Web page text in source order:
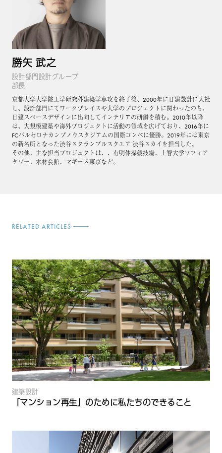
勝矢 武之
設計部門設計グループ
部長
京都⼤学⼤学院⼯学研究科建築学専攻を終了後、2000年に⽇建設計に⼊社
し、設計部⾨にてワークプレイスや⼤学のプロジェクトに関わったのち、
日建スペースデザインに出向してインテリアの研鑽を積む。2010年以降
は、大規模建築や海外プロジェクトに活動の領域を広げており、2016年に
FCバルセロナカンプノウスタジアムの国際コンペに優勝。2019年には東京
の新名所となった渋谷スクランブルスクエア 渋谷スカイを担当した。
その他、主な担当プロジェクトは、、有明体操競技場、上智大学ソフィア
タワー、木材会館、マギーズ東京など。
RELATED ARTICLES
建築設計
「マンション再生」のために私たちのできること